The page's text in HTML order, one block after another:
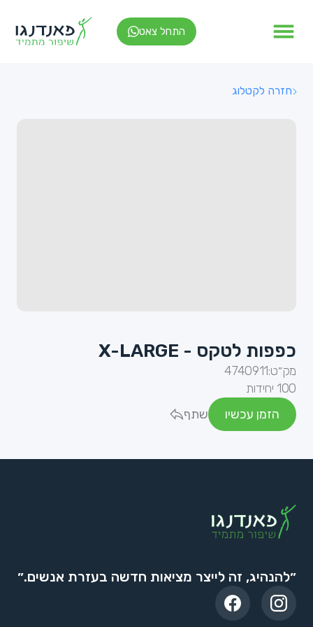
התחל צאט
חזרה לקטלוג
כפפות לטקס - X-LARGE
מק״ט:4740911
100 יחידות
הזמן עכשיו
שתף
״להנהיג, זה לייצר מציאות חדשה בעזרת אנשים.״